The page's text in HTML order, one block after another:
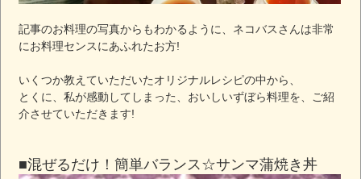
記事のお料理の写真からもわかるように、ネコバスさんは非常
にお料理センスにあふれたお方!
いくつか教えていただいたオリジナルレシピの中から、
とくに、私が感動してしまった、おいしいずぼら料理を、ご紹
介させていただきます!
■混ぜるだけ！簡単バランス☆サンマ蒲焼き丼